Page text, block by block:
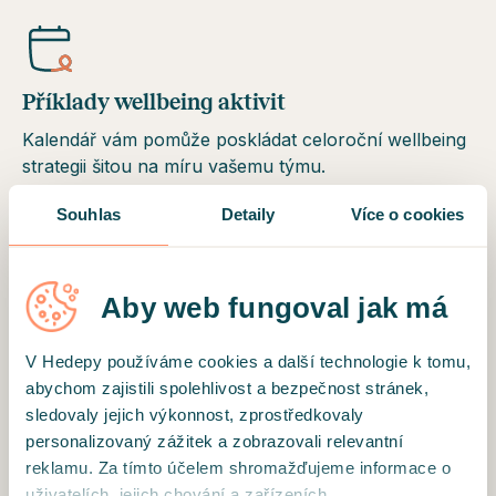
Souhlas Detaily Více o cookies
Aby web fungoval jak má
V Hedepy používáme cookies a další technologie k tomu,
abychom zajistili spolehlivost a bezpečnost stránek,
sledovaly jejich výkonnost, zprostředkovaly
personalizovaný zážitek a zobrazovali relevantní
reklamu. Za tímto účelem shromažďujeme informace o
Příklady wellbeing aktivit
Kalendář vám pomůže poskládat celoroční wellbeing
strategii šitou na míru vašemu týmu.
Už se vám někdy stalo, že vás
Den wellbeingu překvapil,
když nastal?